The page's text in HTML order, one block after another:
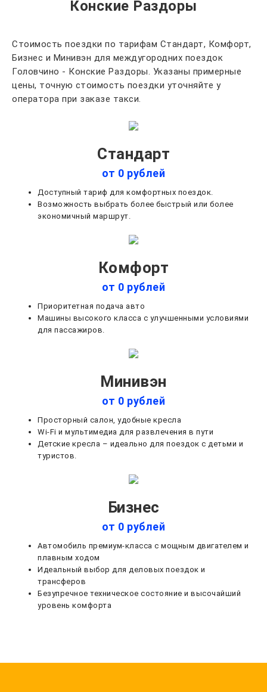
Конские Раздоры
Стоимость поездки по тарифам Стандарт, Комфорт,
Бизнес и Минивэн для междугородних поездок
Головчино - Конские Раздоры. Указаны примерные
цены, точную стоимость поездки уточняйте у
оператора при заказе такси.
Стандарт
от 0 рублей
Доступный тариф для комфортных поездок.
Возможность выбрать более быстрый или более
экономичный маршрут.
Комфорт
от 0 рублей
Приоритетная подача авто
Машины высокого класса с улучшенными условиями
для пассажиров.
Минивэн
от 0 рублей
Просторный салон, удобные кресла
Wi-Fi и мультимедиа для развлечения в пути
Детские кресла – идеально для поездок с детьми и
туристов.
Бизнес
от 0 рублей
Автомобиль премиум-класса с мощным двигателем и
плавным ходом
Идеальный выбор для деловых поездок и
трансферов
Безупречное техническое состояние и высочайший
уровень комфорта